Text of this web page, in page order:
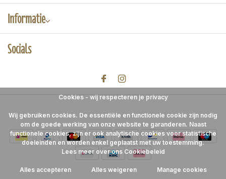
Informatie
Socials
Cookies - wij respecteren je privacy
Wij gebruiken cookies. De essentiële en functionele cookie zijn nodig
om de goede werking van onze website te garanderen. Naast
functionele cookies, zijn er ook analytische cookies voor statistische
doeleinden en worden enkel geplaatst met uw toestemming.
Lees meer over ons Cookiebeleid
Alles accepteren Alles weigeren Manage cookies